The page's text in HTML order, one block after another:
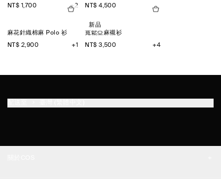
NT$ 1,700 +2 NT$ 4,500
麻花針織棉麻 Polo 衫
NT$ 2,900 +1
新品
寬鬆亞麻襯衫
NT$ 3,500 +4